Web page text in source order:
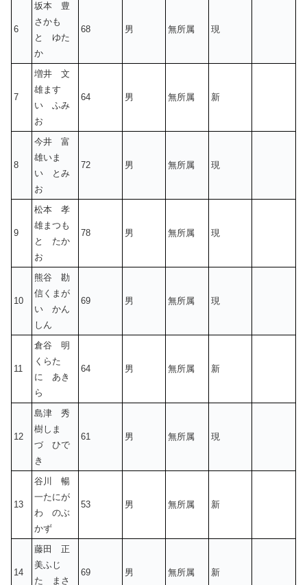
6
坂本 豊
さかも
と ゆた
か
68 男 無所属 現
7
増井 文
雄ます
い ふみ
お
64 男 無所属 新
8
今井 富
雄いま
い とみ
お
72 男 無所属 現
9
松本 孝
雄まつも
と たか
お
78 男 無所属 現
10
熊谷 勘
信くまが
い かん
しん
69 男 無所属 現
11
倉谷 明
くらた
に あき
ら
64 男 無所属 新
12
島津 秀
樹しま
づ ひで
き
61 男 無所属 現
13
谷川 暢
一たにが
わ のぶ
かず
53 男 無所属 新
14
藤田 正
美ふじ
た まさ
69 男 無所属 新